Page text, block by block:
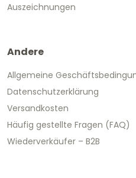
Auszeichnungen
Andere
Allgemeine
Datenschutzerklärung
Versandkosten
Häufig gestellte Fragen (FAQ)
Wiederverkäufer – B2B